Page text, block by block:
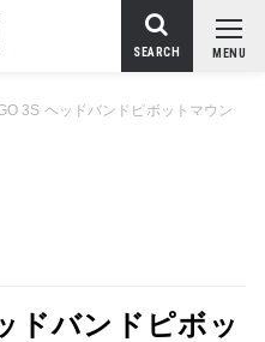
MENU
SEARCH
3S ヘッドバンドピボットマウン
ドバンドピボッ